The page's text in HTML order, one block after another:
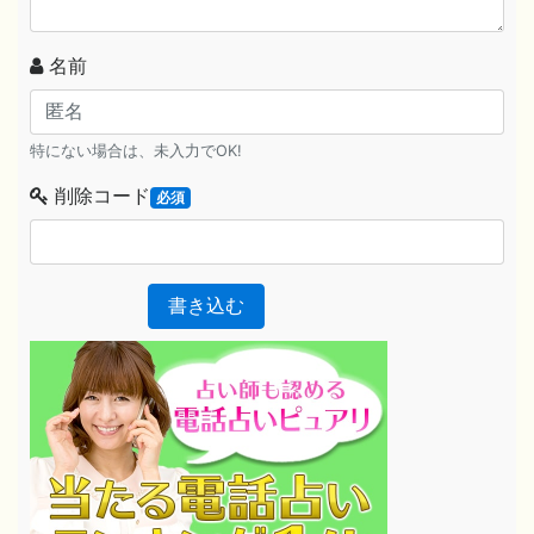
名前
特にない場合は、未入力でOK!
削除コード 必須
書き込む